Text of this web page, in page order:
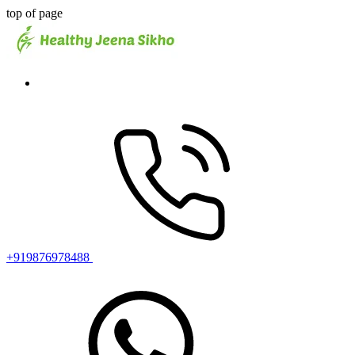
top of page
+919876978488